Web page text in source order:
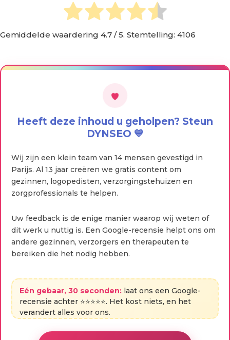
Gemiddelde waardering 4.7 / 5. Stemtelling: 4106
Heeft deze inhoud u geholpen? Steun
DYNSEO 💙
Wij zijn een klein team van 14 mensen gevestigd in
Parijs. Al 13 jaar creëren we gratis content om
gezinnen, logopedisten, verzorgingstehuizen en
zorgprofessionals te helpen.
Uw feedback is de enige manier waarop wij weten of
dit werk u nuttig is. Een Google-recensie helpt ons om
andere gezinnen, verzorgers en therapeuten te
bereiken die het nodig hebben.
Eén gebaar, 30 seconden: laat ons een Google-
recensie achter ⭐⭐⭐⭐⭐. Het kost niets, en het
verandert alles voor ons.